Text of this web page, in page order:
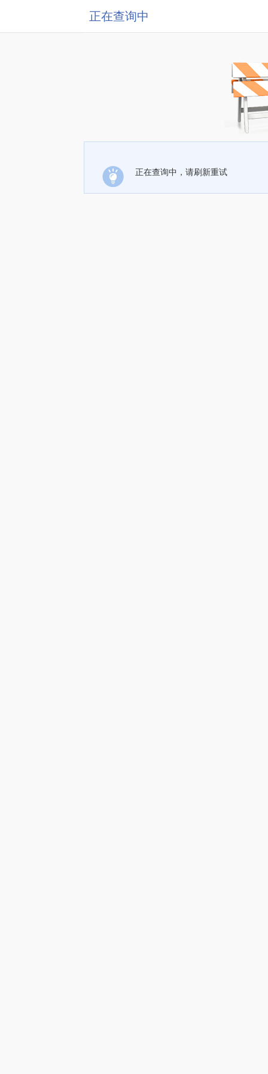
正在查询中
正在查询中，请刷新重试